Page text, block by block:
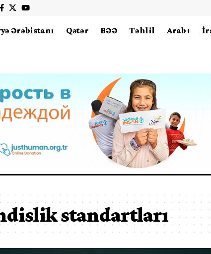
Ərəbistanı Qətər BƏƏ Təhlil Arab+
standartları